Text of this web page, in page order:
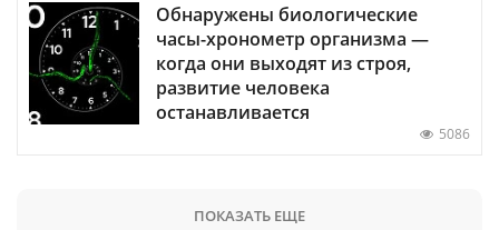
Обнаружены биологические
часы-хронометр организма —
когда они выходят из строя,
развитие человека
останавливается
5086
ПОКАЗАТЬ ЕЩЕ